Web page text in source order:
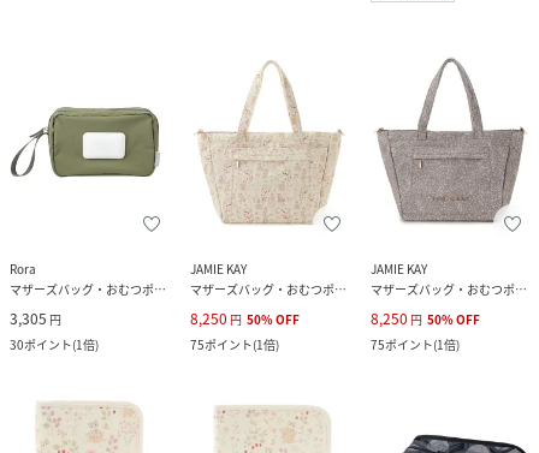
Rora
マザーズバッグ・おむつポーチ
3,305 円
30ポイント(1倍)
JAMIE KAY
マザーズバッグ・おむつポーチ
8,250 円 50%OFF
75ポイント(1倍)
JAMIE KAY
マザーズバッグ・おむつポーチ
8,250 円 50%OFF
75ポイント(1倍)